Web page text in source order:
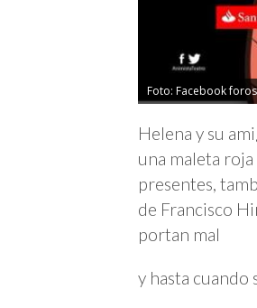
Foto: Facebook
Helena y su
una maleta
presentes,
de Francisco
portan mal
y hasta cuando